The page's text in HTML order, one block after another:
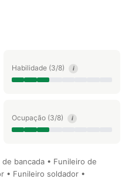
Habilidade (3/8) i
Ocupação (3/8) i
bancada • Funileiro de
• Funileiro soldador •